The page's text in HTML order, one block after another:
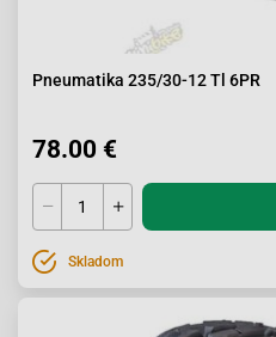
Pneumatika 235/30-12 Tl 6PR
78.00 €
Skladom